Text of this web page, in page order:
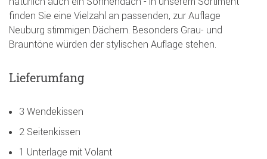
finden Sie eine Vielzahl an passenden, zur Auflage
Neuburg stimmigen Dächern. Besonders Grau- und
Brauntöne würden der stylischen Auflage stehen.
Lieferumfang
3 Wendekissen
2 Seitenkissen
1 Unterlage mit Volant